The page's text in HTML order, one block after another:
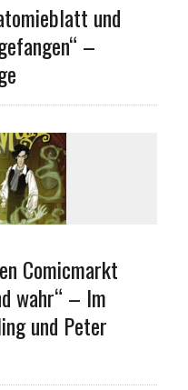
und
–
Comicmarkt
wahr“ – Im
und Peter